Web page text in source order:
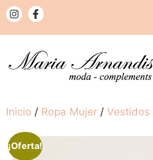
Inicio / Ropa Mujer / Vestidos
¡Oferta!